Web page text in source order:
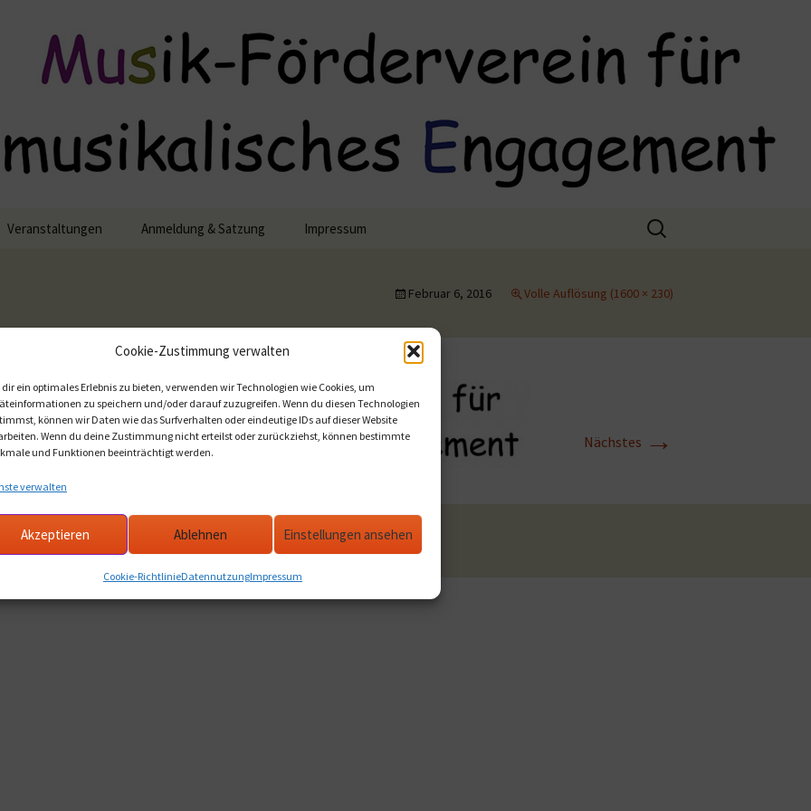
Cookie-Zustimmung verwalten
dir ein optimales Erlebnis zu bieten, verwenden wir Technologien wie Cookies, um
zu speichern und/oder darauf zuzugreifen. Wenn du diesen Technologien
können wir Daten wie das Surfverhalten oder eindeutige IDs auf dieser Website
Wenn du deine Zustimmung nicht erteilst oder zurückziehst, können bestimmte
und Funktionen beeinträchtigt werden.
verwalten
Akzeptieren Ablehnen Einstellungen ansehen
Cookie-RichtlinieDatennutzungImpressum
Engagement
Veranstaltungen Anmeldung & Satzung Impressum
Suchen
nach:
Februar 6, 2016 Volle Auflösung (1600 × 230)
Nächstes →
Datennutzung Stolz präsentiert von WordPress